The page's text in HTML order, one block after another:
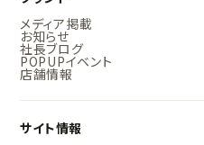
メディア掲載
お知らせ
社長ブログ
POPUPイベント
店舗情報
サイト情報